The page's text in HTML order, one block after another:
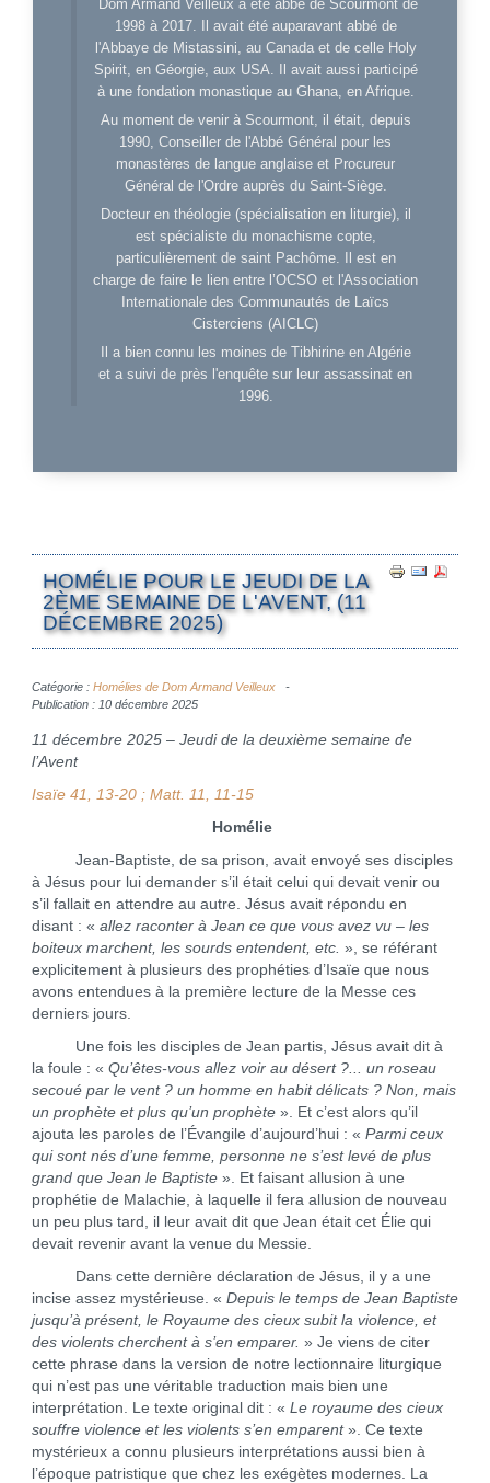
Dom Armand Veilleux a été abbé de Scourmont de
1998 à 2017. Il avait été auparavant abbé de
l'Abbaye de Mistassini, au Canada et de celle Holy
Spirit, en Géorgie, aux USA. Il avait aussi participé
à une fondation monastique au Ghana, en Afrique.
Au moment de venir à Scourmont, il était, depuis
1990, Conseiller de l'Abbé Général pour les
monastères de langue anglaise et Procureur
Général de l'Ordre auprès du Saint-Siège.
Docteur en théologie (spécialisation en liturgie), il
est spécialiste du monachisme copte,
particulièrement de saint Pachôme. Il est en
charge de faire le lien entre l’OCSO et l'Association
Internationale des Communautés de Laïcs
Cisterciens (AICLC)
Il a bien connu les moines de Tibhirine en Algérie
et a suivi de près l'enquête sur leur assassinat en
1996.
HOMÉLIE POUR LE JEUDI DE LA
2ÈME SEMAINE DE L'AVENT, (11
DÉCEMBRE 2025)
Catégorie : Homélies de Dom Armand Veilleux
Publication : 10 décembre 2025
11 décembre 2025 – Jeudi de la deuxième semaine de
l’Avent
Isaïe 41, 13-20 ; Matt. 11, 11-15
Homélie
Jean-Baptiste, de sa prison, avait envoyé ses disciples
à Jésus pour lui demander s’il était celui qui devait venir ou
s’il fallait en attendre au autre. Jésus avait répondu en
disant : « allez raconter à Jean ce que vous avez vu – les
boiteux marchent, les sourds entendent, etc. », se référant
explicitement à plusieurs des prophéties d’Isaïe que nous
avons entendues à la première lecture de la Messe ces
derniers jours.
Une fois les disciples de Jean partis, Jésus avait dit à
la foule : « Qu’êtes-vous allez voir au désert ?... un roseau
secoué par le vent ? un homme en habit délicats ? Non, mais
un prophète et plus qu’un prophète». Et c’est alors qu’il
ajouta les paroles de l’Évangile d’aujourd’hui : « Parmi ceux
qui sont nés d’une femme, personne ne s’est levé de plus
grand que Jean le Baptiste ». Et faisant allusion à une
prophétie de Malachie, à laquelle il fera allusion de nouveau
un peu plus tard, il leur avait dit que Jean était cet Élie qui
devait revenir avant la venue du Messie.
Dans cette dernière déclaration de Jésus, il y a une
incise assez mystérieuse. « Depuis le temps de Jean Baptiste
jusqu’à présent, le Royaume des cieux subit la violence, et
des violents cherchent à s’en emparer. » Je viens de citer
cette phrase dans la version de notre lectionnaire liturgique
qui n’est pas une véritable traduction mais bien une
interprétation. Le texte original dit : « Le royaume des cieux
souffre violence et les violents s’en emparent ». Ce texte
mystérieux a connu plusieurs interprétations aussi bien à
l’époque patristique que chez les exégètes modernes. La